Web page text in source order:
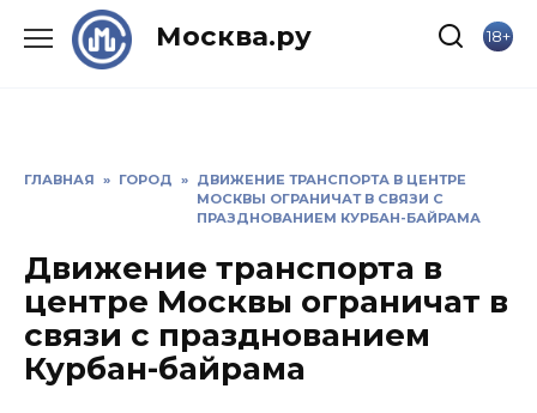
Москва.ру 18+
ГЛАВНАЯ » ГОРОД » ДВИЖЕНИЕ ТРАНСПОРТА В ЦЕНТРЕ
МОСКВЫ ОГРАНИЧАТ В СВЯЗИ С
ПРАЗДНОВАНИЕМ КУРБАН-БАЙРАМА
Движение транспорта в
центре Москвы ограничат в
связи с празднованием
Курбан-байрама